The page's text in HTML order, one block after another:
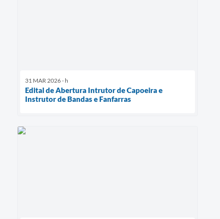
31 MAR 2026 - h
Edital de Abertura Intrutor de Capoeira e
Instrutor de Bandas e Fanfarras